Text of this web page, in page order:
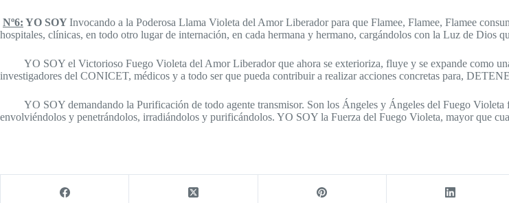
Nº6: YO SOY Invocando a la Poderosa Llama Violeta del Amor Liberador para que Flamee, Flamee, Flamee
hospitales, clínicas, en todo otro lugar de internación, en cada hermana y hermano, cargándolos con la Luz de Dios
YO SOY el Victorioso Fuego Violeta del Amor Liberador que ahora se exterioriza, fluye y se expande como
investigadores del CONICET, médicos y a todo ser que pueda contribuir a realizar acciones concretas para,
YO SOY demandando la Purificación de todo agente transmisor. Son los Ángeles y Ángeles del Fuego Violeta
envolviéndolos y penetrándolos, irradiándolos y purificándolos. YO SOY la Fuerza del Fuego Violeta, mayor que